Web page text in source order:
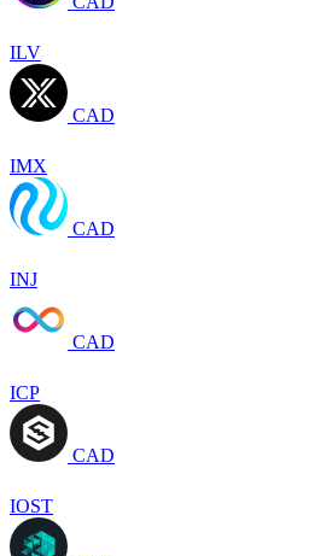
ILV
CAD
IMX
CAD
INJ
CAD
ICP
CAD
IOST